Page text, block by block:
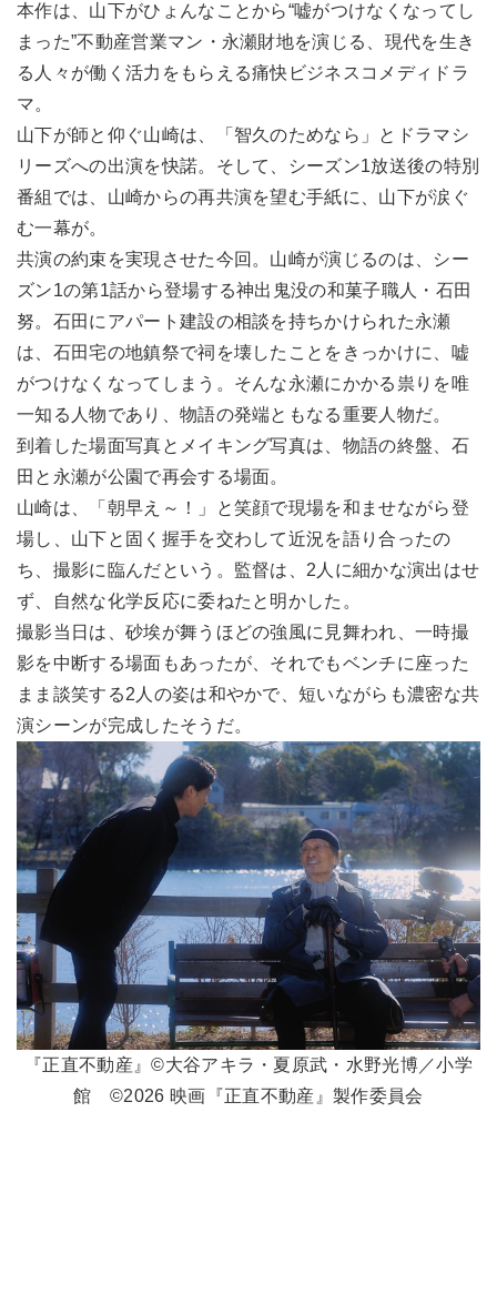
本作は、山下がひょんなことから“嘘がつけなくなってし
まった”不動産営業マン・永瀬財地を演じる、現代を生き
る人々が働く活力をもらえる痛快ビジネスコメディドラ
マ。
山下が師と仰ぐ山崎は、「智久のためなら」とドラマシ
リーズへの出演を快諾。そして、シーズン1放送後の特別
番組では、山崎からの再共演を望む手紙に、山下が涙ぐ
む一幕が。
共演の約束を実現させた今回。山崎が演じるのは、シー
ズン1の第1話から登場する神出鬼没の和菓子職人・石田
努。石田にアパート建設の相談を持ちかけられた永瀬
は、石田宅の地鎮祭で祠を壊したことをきっかけに、嘘
がつけなくなってしまう。そんな永瀬にかかる祟りを唯
一知る人物であり、物語の発端ともなる重要人物だ。
到着した場面写真とメイキング写真は、物語の終盤、石
田と永瀬が公園で再会する場面。
山崎は、「朝早え～！」と笑顔で現場を和ませながら登
場し、山下と固く握手を交わして近況を語り合ったの
ち、撮影に臨んだという。監督は、2人に細かな演出はせ
ず、自然な化学反応に委ねたと明かした。
撮影当日は、砂埃が舞うほどの強風に見舞われ、一時撮
影を中断する場面もあったが、それでもベンチに座った
まま談笑する2人の姿は和やかで、短いながらも濃密な共
演シーンが完成したそうだ。
『正直不動産』©大谷アキラ・夏原武・水野光博／小学
館 ©2026 映画『正直不動産』製作委員会